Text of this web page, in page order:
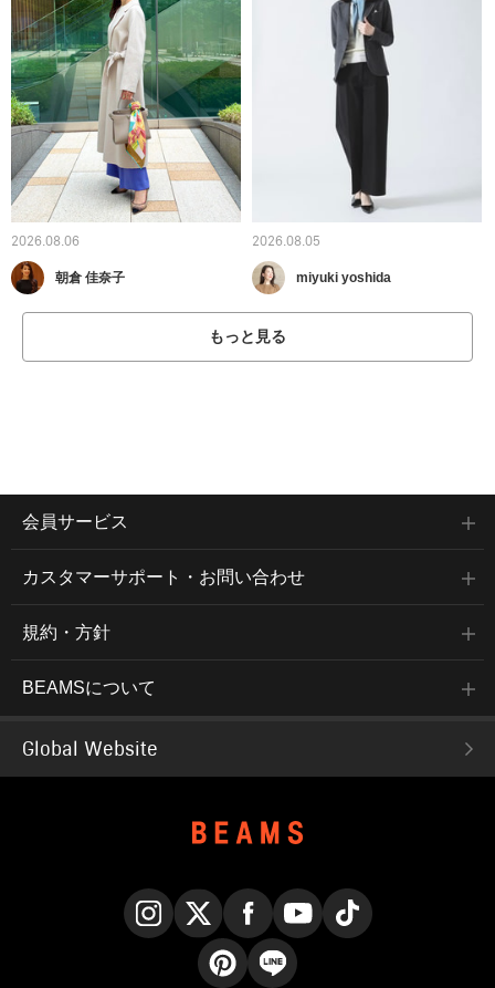
2026.08.06
朝倉 佳奈子
2026.08.05
miyuki yoshida
もっと見る
会員サービス
カスタマーサポート・お問い合わせ
規約・方針
BEAMSについて
Global Website